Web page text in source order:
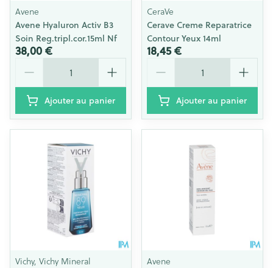
Avene
Avene Hyaluron Activ B3
Soin Reg.tripl.cor.15ml Nf
38,00 €
Ajouter au panier
CeraVe
Cerave Creme Reparatrice
Contour Yeux 14ml
18,45 €
Ajouter au panier
Vichy, Vichy Mineral
Avene